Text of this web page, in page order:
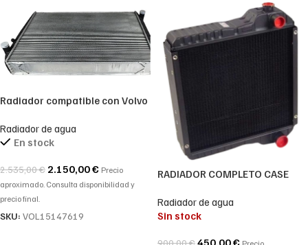
Radiador compatible con Volvo
VOE15096620, VOE15067029,
VOE11191914
Radiador de agua
En stock
2.535,00€ 2.150,00€ Precio
aproximado. Consulta disponibilidad y
precio final.
SKU: VOL15147619
RADIADOR COMPLETO CASE
-234876A1
Radiador de agua
Sin stock
900,00€450,00€